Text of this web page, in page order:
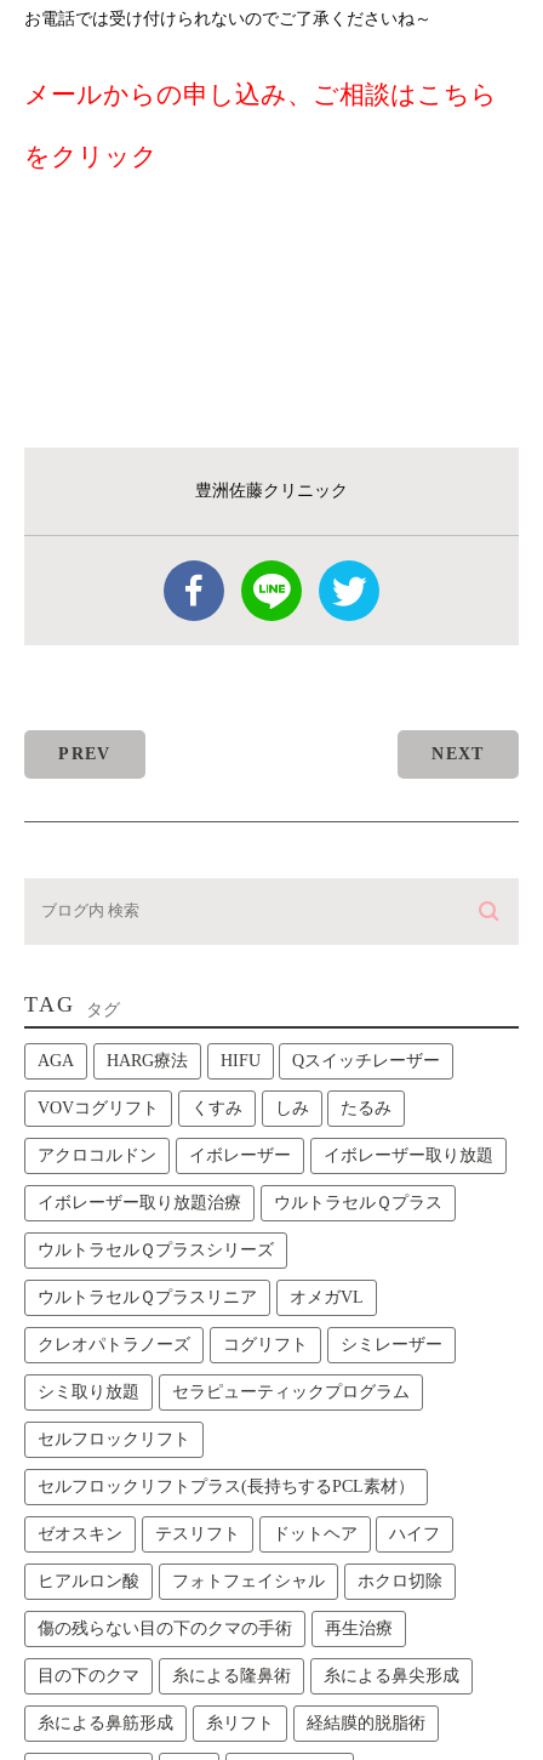
お電話では受け付けられないのでご了承くださいね～
メールからの申し込み、ご相談はこちら
をクリック
豊洲佐藤クリニック
PREV NEXT
TAG タグ
AGA HARG療法 HIFU Qスイッチレーザー
VOVコグリフト くすみ しみ たるみ
アクロコルドン イボレーザー イボレーザー取り放題
イボレーザー取り放題治療 ウルトラセルＱプラス
ウルトラセルＱプラスシリーズ
ウルトラセルＱプラスリニア オメガVL
クレオパトラノーズ コグリフト シミレーザー
シミ取り放題 セラピューティックプログラム
セルフロックリフト
セルフロックリフトプラス(長持ちするPCL素材）
ゼオスキン テスリフト ドットヘア ハイフ
ヒアルロン酸 フォトフェイシャル ホクロ切除
傷の残らない目の下のクマの手術 再生治療
目の下のクマ 糸による隆鼻術 糸による鼻尖形成
糸による鼻筋形成 糸リフト 経結膜的脱脂術